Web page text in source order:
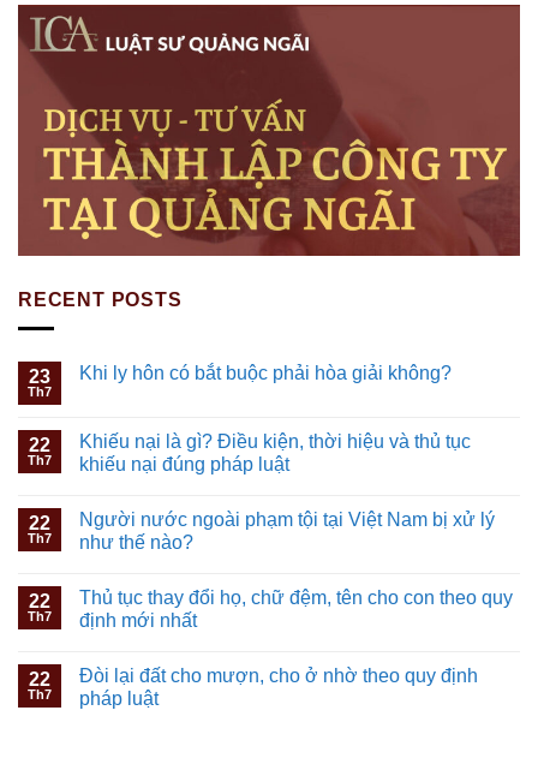
RECENT POSTS
23
Th7
Khi ly hôn có bắt buộc phải hòa giải không?
22
Th7
Khiếu nại là gì? Điều kiện, thời hiệu và thủ tục
khiếu nại đúng pháp luật
22
Th7
Người nước ngoài phạm tội tại Việt Nam bị xử lý
như thế nào?
22
Th7
Thủ tục thay đổi họ, chữ đệm, tên cho con theo quy
định mới nhất
22
Th7
Đòi lại đất cho mượn, cho ở nhờ theo quy định
pháp luật